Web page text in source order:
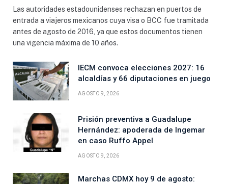
Las autoridades estadounidenses rechazan en puertos de
entrada a viajeros mexicanos cuya visa o BCC fue tramitada
antes de agosto de 2016, ya que estos documentos tienen
una vigencia máxima de 10 años.
IECM convoca elecciones 2027: 16
alcaldías y 66 diputaciones en juego
AGOSTO 9, 2026
Prisión preventiva a Guadalupe
Hernández: apoderada de Ingemar
en caso Ruffo Appel
AGOSTO 9, 2026
Marchas CDMX hoy 9 de agosto: